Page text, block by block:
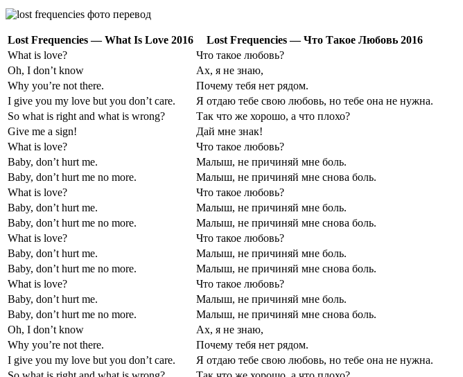
Lost Frequencies — What Is Love 2016
Lost Frequencies — Что Такое Любовь 2016
What is love?
Что такое любовь?
Oh, I don’t know
Ах, я не знаю,
Why you’re not there.
Почему тебя нет рядом.
I give you my love but you don’t care.
Я отдаю тебе свою любовь, но тебе она не нужна.
So what is right and what is wrong?
Так что же хорошо, а что плохо?
Give me a sign!
Дай мне знак!
What is love?
Что такое любовь?
Baby, don’t hurt me.
Малыш, не причиняй мне боль.
Baby, don’t hurt me no more.
Малыш, не причиняй мне снова боль.
What is love?
Что такое любовь?
Baby, don’t hurt me.
Малыш, не причиняй мне боль.
Baby, don’t hurt me no more.
Малыш, не причиняй мне снова боль.
What is love?
Что такое любовь?
Baby, don’t hurt me.
Малыш, не причиняй мне боль.
Baby, don’t hurt me no more.
Малыш, не причиняй мне снова боль.
What is love?
Что такое любовь?
Baby, don’t hurt me.
Малыш, не причиняй мне боль.
Baby, don’t hurt me no more.
Малыш, не причиняй мне снова боль.
Oh, I don’t know
Ах, я не знаю,
Why you’re not there.
Почему тебя нет рядом.
I give you my love but you don’t care.
Я отдаю тебе свою любовь, но тебе она не нужна.